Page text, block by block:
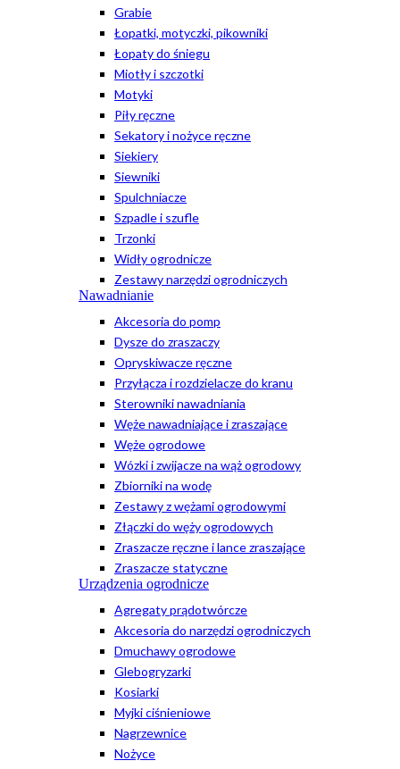
Grabie
Łopatki, motyczki, pikowniki
Łopaty do śniegu
Miotły i szczotki
Motyki
Piły ręczne
Sekatory i nożyce ręczne
Siekiery
Siewniki
Spulchniacze
Szpadle i szufle
Trzonki
Widły ogrodnicze
Zestawy narzędzi ogrodniczych
Nawadnianie
Akcesoria do pomp
Dysze do zraszaczy
Opryskiwacze ręczne
Przyłącza i rozdzielacze do kranu
Sterowniki nawadniania
Węże nawadniające i zraszające
Węże ogrodowe
Wózki i zwijacze na wąż ogrodowy
Zbiorniki na wodę
Zestawy z wężami ogrodowymi
Złączki do węży ogrodowych
Zraszacze ręczne i lance zraszające
Zraszacze statyczne
Urządzenia ogrodnicze
Agregaty prądotwórcze
Akcesoria do narzędzi ogrodniczych
Dmuchawy ogrodowe
Glebogryzarki
Kosiarki
Myjki ciśnieniowe
Nagrzewnice
Nożyce